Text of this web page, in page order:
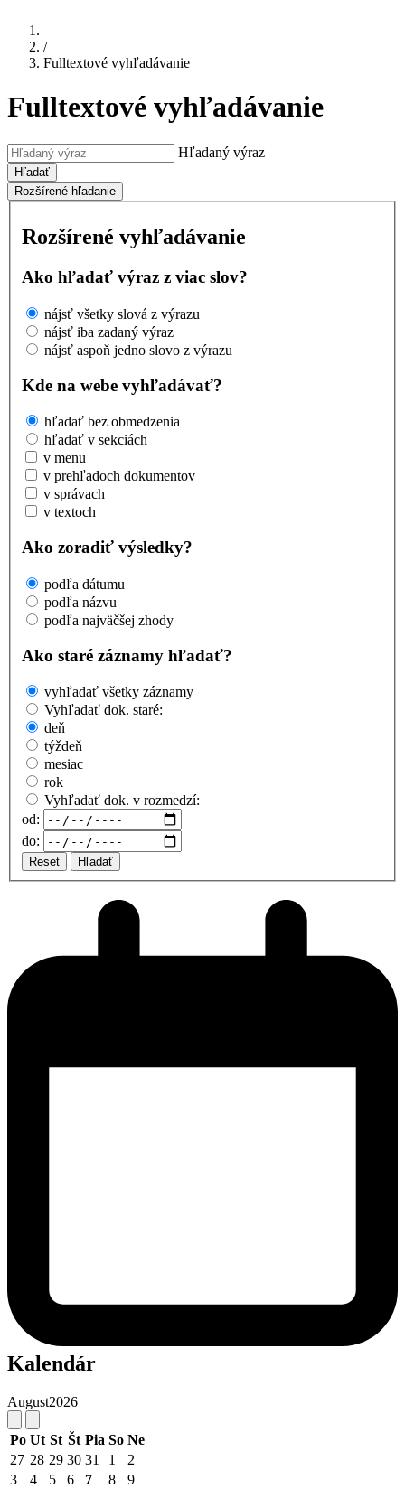
/
Fulltextové vyhľadávanie
Fulltextové vyhľadávanie
Hľadaný výraz
Hľadať
Rozšírené hľadanie
Rozšírené vyhľadávanie
Ako hľadať výraz z viac slov?
nájsť všetky slová z výrazu
nájsť iba zadaný výraz
nájsť aspoň jedno slovo z výrazu
Kde na webe vyhľadávať?
hľadať bez obmedzenia
hľadať v sekciách
v menu
v prehľadoch dokumentov
v správach
v textoch
Ako zoradiť výsledky?
podľa dátumu
podľa názvu
podľa najväčšej zhody
Ako staré záznamy hľadať?
vyhľadať všetky záznamy
Vyhľadať dok. staré:
deň
týždeň
mesiac
rok
Vyhľadať dok. v rozmedzí:
od:
do:
Reset Hľadať
Kalendár
August2026
Po Ut St Št Pia So Ne
27 28 29 30 31 1
2
3
4 5 6 7 8 9